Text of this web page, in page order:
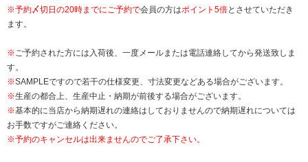
※予約〆切日の20時までにご予約で会員の方はポイント5倍とさせていただき
ます。
※ ご予約された方には入荷後、一度メールまたは電話連絡してから発送致しま
す。
※SAMPLEですので若干の仕様変更、寸法変更などある場合がございます。
※生産の都合上、生産中止・納期が前後する場合がございます。
※基本的に当店から納期遅れの連絡はしておりませんので納期遅れについては
お手数ですがご連絡ください。
※予約のキャンセルは出来ませんのでご了承下さい。